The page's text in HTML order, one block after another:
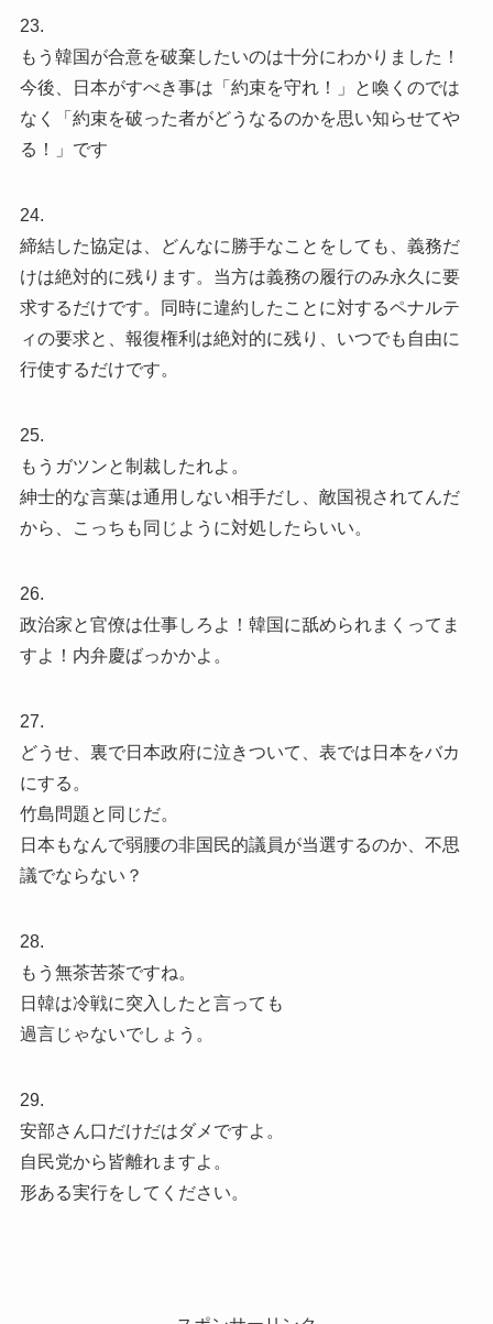
23.
もう韓国が合意を破棄したいのは十分にわかりました！
今後、日本がすべき事は「約束を守れ！」と喚くのでは
なく「約束を破った者がどうなるのかを思い知らせてや
る！」です
24.
締結した協定は、どんなに勝手なことをしても、義務だ
けは絶対的に残ります。当方は義務の履行のみ永久に要
求するだけです。同時に違約したことに対するペナルテ
ィの要求と、報復権利は絶対的に残り、いつでも自由に
行使するだけです。
25.
もうガツンと制裁したれよ。
紳士的な言葉は通用しない相手だし、敵国視されてんだ
から、こっちも同じように対処したらいい。
26.
政治家と官僚は仕事しろよ！韓国に舐められまくってま
すよ！内弁慶ばっかかよ。
27.
どうせ、裏で日本政府に泣きついて、表では日本をバカ
にする。
竹島問題と同じだ。
日本もなんで弱腰の非国民的議員が当選するのか、不思
議でならない？
28.
もう無茶苦茶ですね。
日韓は冷戦に突入したと言っても
過言じゃないでしょう。
29.
安部さん口だけだはダメですよ。
自民党から皆離れますよ。
形ある実行をしてください。